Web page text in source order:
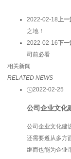
2022-02-18上一
之地！
2022-02-16下一
司前必看
相关新闻
RELATED NEWS
2022-02-25
公司企业文化
公司企业文化建
还需要遵从多方
继而也能为企业